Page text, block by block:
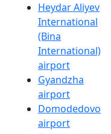
Heydar Aliyev
International
(Bina
International)
airport
Gyandzha
airport
Domodedovo
airport